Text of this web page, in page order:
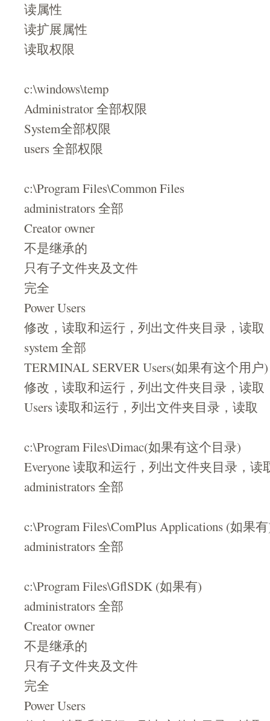
读属性
读扩展属性
读取权限
c:\windows\temp
Administrator 全部权限
System全部权限
users 全部权限
c:\Program Files\Common Files
administrators 全部
Creator owner
不是继承的
只有子文件夹及文件
完全
Power Users
修改，读取和运行，列出文件夹目录，读取
system 全部
TERMINAL SERVER Users(如果有这个用户)
修改，读取和运行，列出文件夹目录，读取
Users 读取和运行，列出文件夹目录，读取
c:\Program Files\Dimac(如果有这个目录)
Everyone 读取和运行，列出文件夹目录，读
administrators 全部
c:\Program Files\ComPlus Applications (如果
administrators 全部
c:\Program Files\GflSDK (如果有)
administrators 全部
Creator owner
不是继承的
只有子文件夹及文件
完全
Power Users